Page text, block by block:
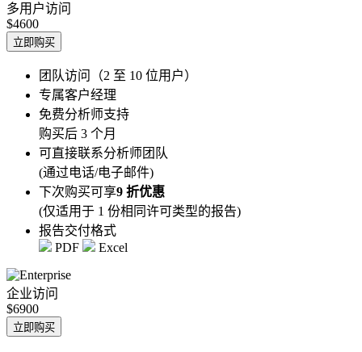
多用户访问
$4600
立即购买
团队访问（2 至 10 位用户）
专属客户经理
免费分析师支持
购买后 3 个月
可直接联系分析师团队
(通过电话/电子邮件)
下次购买可享9 折优惠
(仅适用于 1 份相同许可类型的报告)
报告交付格式
PDF
Excel
企业访问
$6900
立即购买